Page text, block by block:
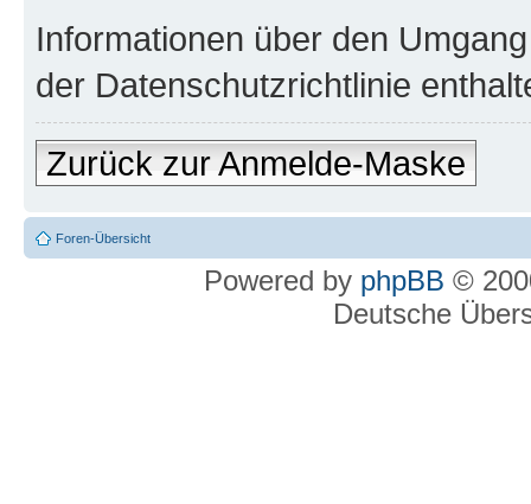
Informationen über den
der Datenschutzrichtlinie
Zurück zur Anmelde-Maske
Foren-Übersicht
Powered by phpBB ©
Deutsche